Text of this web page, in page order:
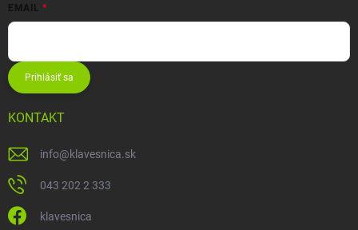
EMAIL
Prihlásiť sa
KONTAKT
info@klavesnica.sk
043 202 2 333
klavesnica